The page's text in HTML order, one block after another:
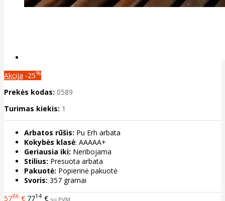
Akcija -25%
Prekės kodas: 0589
Turimas kiekis: 1
Arbatos rūšis: Pu Erh arbata
Kokybės klasė: AAAAA+
Geriausia iki: Neribojama
Stilius: Presuota arbata
Pakuotė: Popierinė pakuotė
Svoris: 357 gramai
5786 € 7714 € su PVM